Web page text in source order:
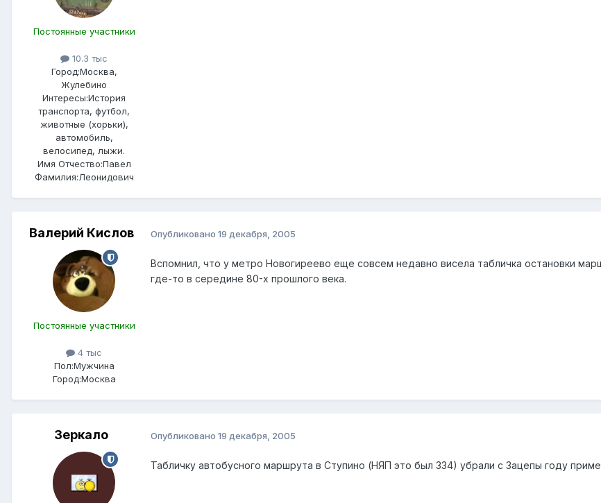
Постоянные участники
10.3 тыс
Город:Москва,
Жулебино
Интересы:История
транспорта, футбол,
животные (хорьки),
автомобиль,
велосипед, лыжи.
Имя Отчество:Павел
Фамилия:Леонидович
Валерий Кислов
Постоянные участники
4 тыс
Пол:Мужчина
Город:Москва
Опубликовано 19 декабря, 2005
Вспомнил, что у метро Новогиреево еще совсем недавно висела табличка остановки
где-то в середине 80-х прошлого века.
Зеркало Опубликовано 19 декабря, 2005
Табличку автобусного маршрута в Ступино (НЯП это был 334) убрали с Зацепы году